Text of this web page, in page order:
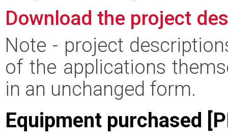
Download the project
Note - project
of the applications
in an unchanged form.
Equipment purchased